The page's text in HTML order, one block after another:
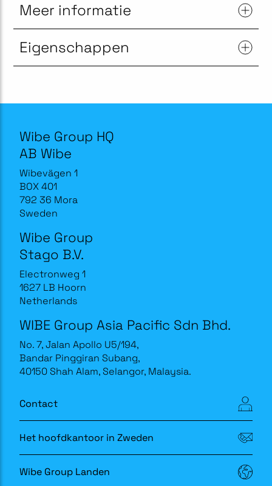
Meer informatie
Eigenschappen
Wibe Group HQ
AB Wibe
Wibevägen 1
BOX 401
792 36 Mora
Sweden
Wibe Group
Stago B.V.
Electronweg 1
1627 LB Hoorn
Netherlands
WIBE Group Asia Pacific Sdn Bhd.
No. 7, Jalan Apollo U5/194,
Bandar Pinggiran Subang,
40150 Shah Alam, Selangor, Malaysia.
Contact
Het hoofdkantoor in Zweden
Wibe Group Landen